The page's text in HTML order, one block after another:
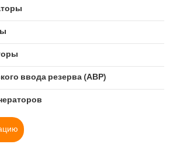
ввода резерва (АВР)